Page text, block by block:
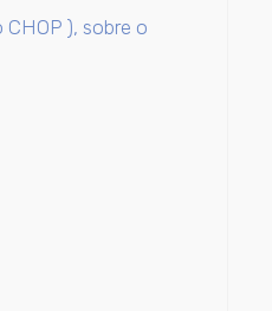
), sobre o